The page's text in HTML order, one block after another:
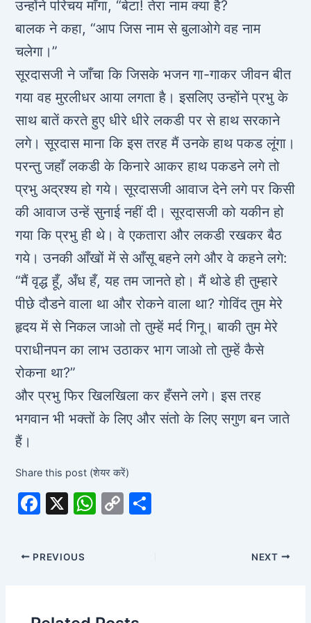
उन्होंने परिचय माँगा, “बेटा! तेरा नाम क्या है?
बालक ने कहा, “आप जिस नाम से बुलाओगे वह नाम
चलेगा।”
सूरदासजी ने जाँचा कि जिसके भजन गा-गाकर जीवन बीत
गया वह मुरलीधर आया लगता है। इसलिए उन्होंने प्रभु के
साथ बातें करते हुए धीरे धीरे लकडी पर से हाथ सरकाने
लगे। सूरदास माना कि इस तरह मैं उनके हाथ पकड लूंगा।
परन्तु जहाँ लकडी के किनारे आकर हाथ पकडने लगे तो
प्रभु अद्रश्य हो गये। सूरदासजी आवाज देने लगे पर किसी
की आवाज उन्हें सुनाई नहीं दी। सूरदासजी को यकीन हो
गया कि प्रभु ही थे। वे एकतारा और लकडी रखकर बैठ
गये। उनकी आँखों में से आँसू बहने लगे और वे कहने लगे:
“मैं वृद्ध हूँ, अँध हँ, यह तम जानते हो। मैं थोडे ही तुम्हारे
पीछे दौडने वाला था और रोकने वाला था? गोविंद तुम मेरे
हृदय में से निकल जाओ तो तुम्हें मर्द गिनू। बाकी तुम मेरे
पराधीनपन का लाभ उठाकर भाग जाओ तो तुम्हें कैसे
रोकना था?”
और प्रभु फिर खिलखिला कर हँसने लगे। इस तरह
भगवान भी भक्तों के लिए और संतो के लिए सगुण बन जाते
हैं।
Share this post (शेयर करें)
F
c
e
o
X
W
p
C
n
PREVIOUS NEXT